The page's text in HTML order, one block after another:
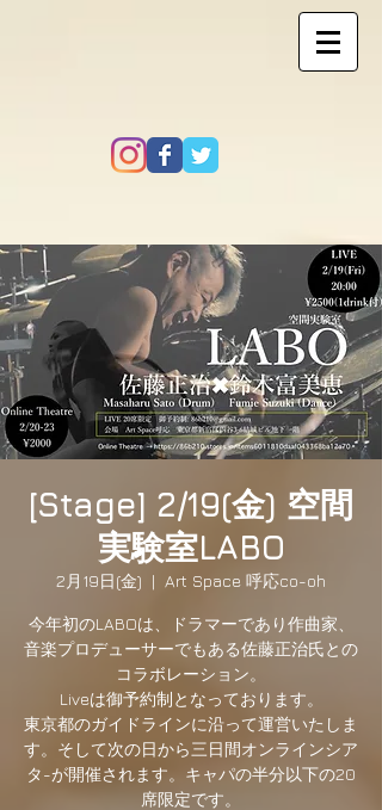
[Stage] 2/19(金) 空間
実験室LABO
2月19日(金)
  |
Art Space 呼応co-oh
今年初のLABOは、ドラマーであり作曲家、
音楽プロデューサーでもある佐藤正治氏との
コラボレーション。
Liveは御予約制となっております。
東京都のガイドラインに沿って運営いたしま
す。そして次の日から三日間オンラインシア
タ-が開催されます。キャパの半分以下の20
席限定です。